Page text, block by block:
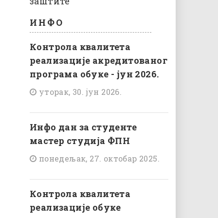
ИНФО
Контрола квалитета
реализације акредитованог
програма обуке - јун 2026.
уторак, 30. јун 2026.
Инфо дан за студенте
мастер студија ФПН
понедељак, 27. октобар 2025.
Контрола квалитета
реализације обуке